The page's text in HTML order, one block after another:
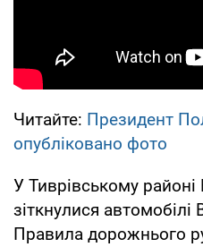
Читайте: Президент
опубліковано фото
У Тиврівському районі
зіткнулися
Правила дорожнього